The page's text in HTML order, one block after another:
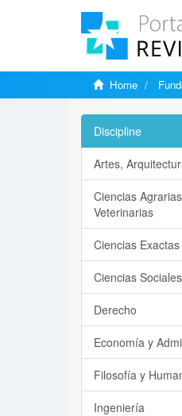
Home
Discipline
Artes,
Ciencias
Veterinarias
Ciencias
Ciencias Sociales
Derecho
Economía y
Filosofía y
Ingeniería